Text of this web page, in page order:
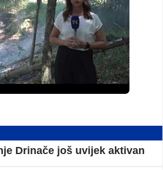
Drinače još uvijek aktivan